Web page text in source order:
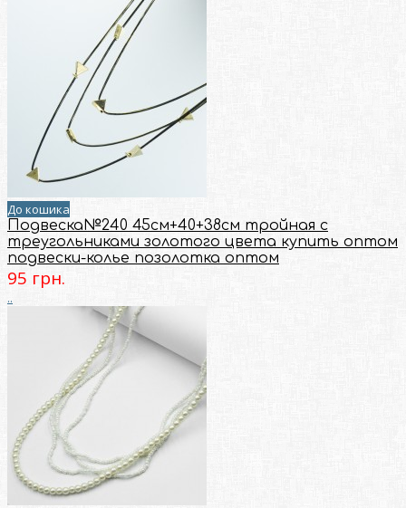
До кошика
Подвеска№240 45см+40+38см тройная с
треугольниками золотого цвета купить оптом
подвески-колье позолотка оптом
95 грн.
..